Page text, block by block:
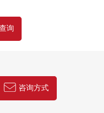
询
咨询方式